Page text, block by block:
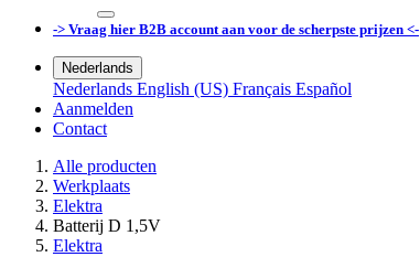
-> Vraag hier B2B account aan voor de scherpste prijzen <-
Nederlands
Nederlands English (US) Français Español
Aanmelden
Contact
Alle producten
Werkplaats
Elektra
Batterij D 1,5V
Elektra